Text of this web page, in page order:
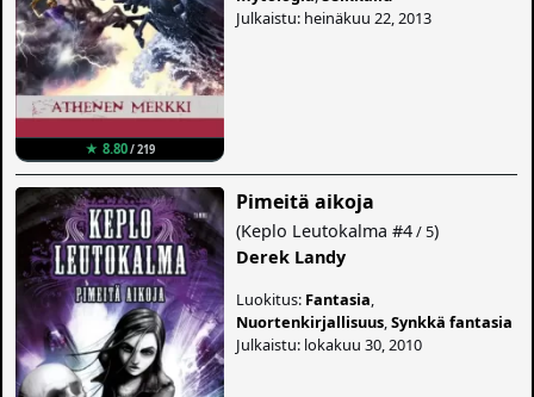
★ 8.80/ 219
Julkaistu: heinäkuu 22, 2013
Pimeitä aikoja
(Keplo Leutokalma #4/ 5)
Derek Landy
Luokitus: Fantasia
Nuortenkirjallisuus ,Synkkä fantasia
Julkaistu: lokakuu 30, 2010